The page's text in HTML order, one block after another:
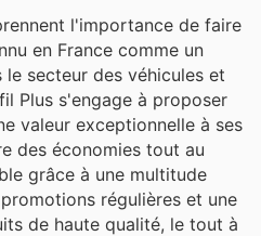
l'importance de faire
en France comme un
secteur des véhicules et
Plus s'engage à proposer
valeur exceptionnelle à ses
des économies tout au
grâce à une multitude
régulières et une
de haute qualité, le tout à